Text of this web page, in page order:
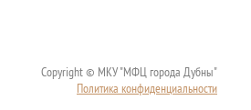
Copyright © МКУ "МФЦ города Дубны"
Политика конфиденциальности